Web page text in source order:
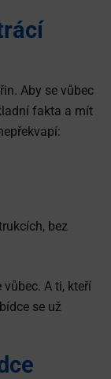
Aby se vůbec
fakta a mít
bez
A ti, kteří
se už